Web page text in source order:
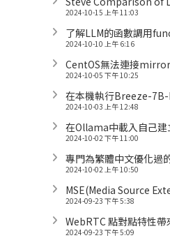
2024-10-15 上午 11:03
了解LLM的函數調用
2024-10-10 上午 6:16
CentOS無法連接
2024-10-05 下午 10:25
在本機執行Breeze-
2024-10-03 上午 12:48
在Ollama中載入自己建
2024-10-02 下午 11:00
專門為繁體中文優化過
2024-10-02 上午 10:50
MSE(Media Source
2024-09-23 下午 5:38
WebRTC 點對點特性帶
2024-09-23 下午 5:09